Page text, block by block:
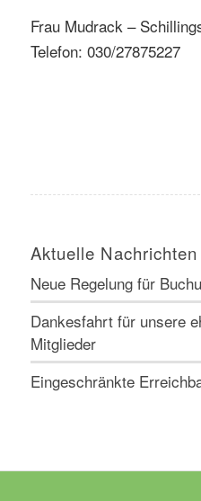
Frau Mudrack –
Telefon: 030/27875227
Aktuelle Nachrichten
Neue Regelung für
Dankesfahrt für unsere
Mitglieder
Eingeschränkte